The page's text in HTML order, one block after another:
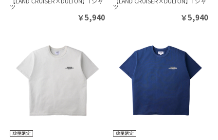
ツ
￥5,940
ツ
￥5,940